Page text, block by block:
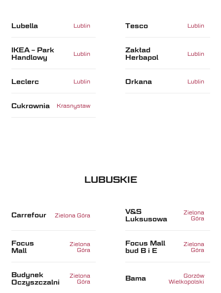
Lubella Lublin Tesco Lublin
IKEA – Park
Handlowy
Lublin
Zakład
Herbapol
Lublin
Leclerc Lublin Orkana Lublin
Cukrownia Krasnystaw
LUBUSKIE
Carrefour Zielona Góra
V&S
Luksusowa
Zielona
Góra
Focus
Mall
Zielona
Góra
Focus Mall
bud B i E
Zielona
Góra
Budynek
Oczyszczalni
Zielona
Góra
Bama
Gorzów
Wielkopolski